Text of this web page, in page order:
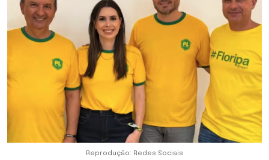
Reprodução: Redes Sociais